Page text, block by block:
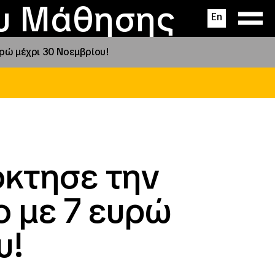
Μάθησης En
μέχρι 30 Νοεμβρίου!
την
με 7 ευρώ